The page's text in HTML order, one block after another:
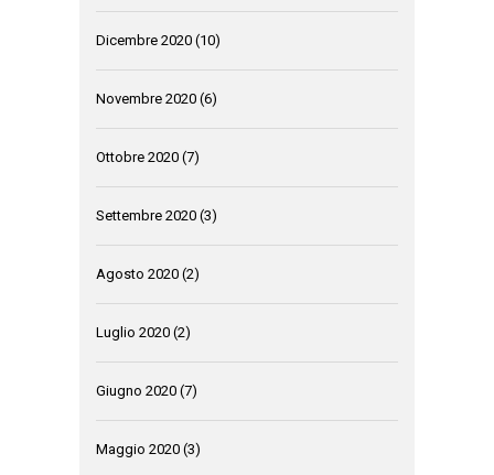
Dicembre 2020 (10)
Novembre 2020 (6)
Ottobre 2020 (7)
Settembre 2020 (3)
Agosto 2020 (2)
Luglio 2020 (2)
Giugno 2020 (7)
Maggio 2020 (3)